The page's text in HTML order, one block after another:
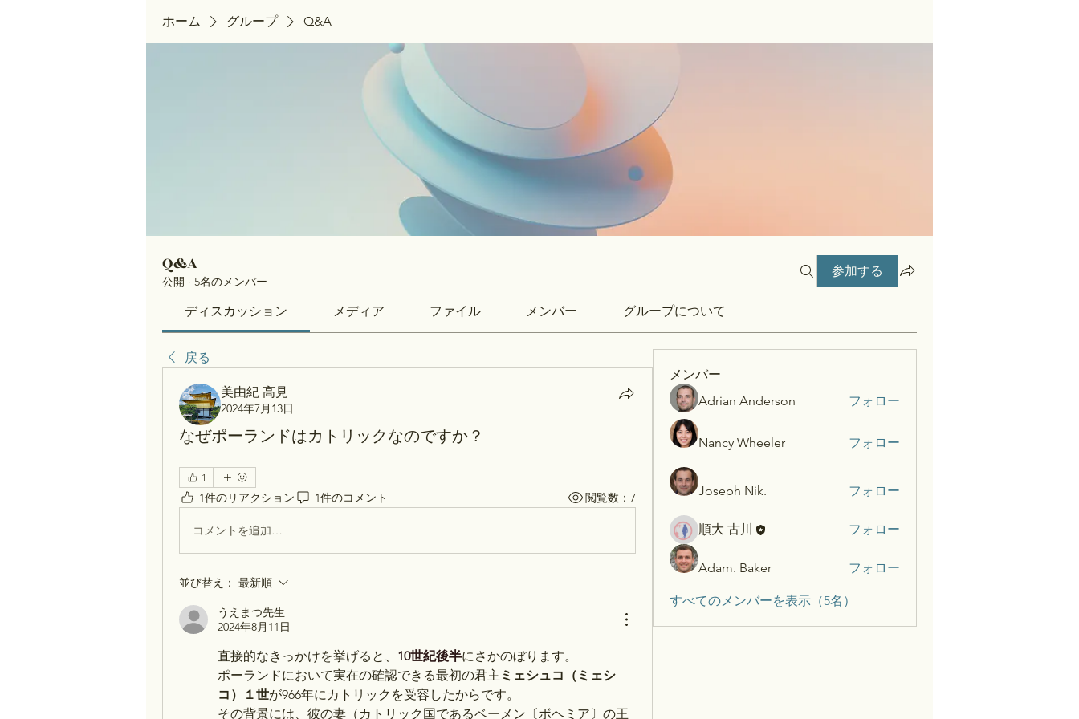
ホーム グループ Q&A
Q&A
公開 · 5名のメンバー
参加する
ディスカッション メディア ファイル メンバー グループについて
戻る
美由紀 高見
2024年7月13日
なぜポーランドはカトリックなのですか？
1
1件のリアクション 1件のコメント 閲覧数：7
コメントを追加…
並び替え： 最新順
うえまつ先生
2024年8月11日
直接的なきっかけを挙げると、 10世紀後半にさかのぼります。
ポーランドにおいて実在の確認できる最初の君主 ミェシュコ（ミェシ
コ）１世が966年にカトリックを受容したからです。
その背景には、彼の妻（カトリック国であるベーメン〔ボヘミア〕の王
メンバー
Adrian Anderson
フォロー
Nancy Wheeler フォロー
Joseph Nik. フォロー
順大 古川 フォロー
Adam. Baker フォロー
すべてのメンバーを表示（5名）